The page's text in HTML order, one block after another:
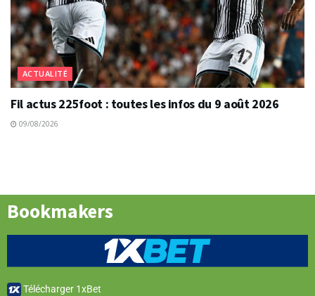
ACTUALITÉ
Fil actus 225foot : toutes les infos du 9 août 2026
09/08/2026
Bookmakers
Télécharger 1xBet